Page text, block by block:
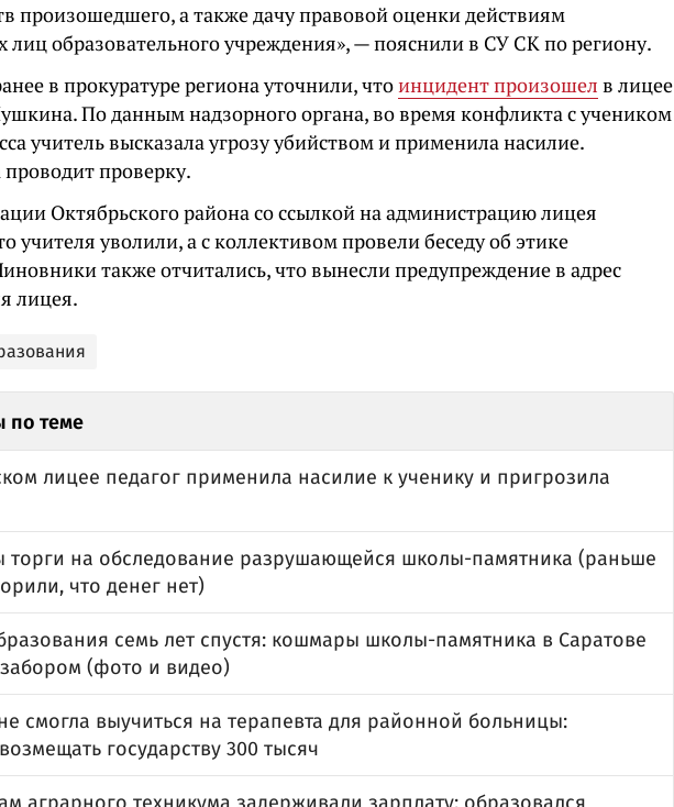
произошедшего, а также дачу правовой оценки действиям
лиц образовательного учреждения», — пояснили в СУ СК по региону.
в прокуратуре региона уточнили, чтоинцидент произошел в лицее
По данным надзорного органа, во время конфликта с учеником
учитель высказала угрозу убийством и применила насилие.
проверку.
Октябрьского района со ссылкой на администрацию лицея
учителя уволили, а с коллективом провели беседу об этике
также отчитались, что вынесли предупреждение в адрес
лицея.
по теме
лицее педагог применила насилие к ученику и пригрозила
торги на обследование разрушающейся школы-памятника (раньше
что денег нет)
семь лет спустя: кошмары школы-памятника в Саратове
(фото и видео)
смогла выучиться на терапевта для районной больницы:
государству 300 тысяч